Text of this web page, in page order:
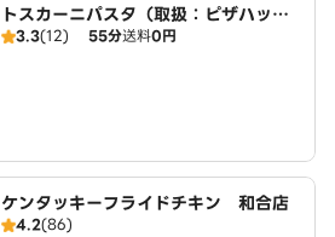
トスカーニパスタ（取扱：ピザハット
三好店）
3.3(12) 55分送料0円
ケンタッキーフライドチキン 和合店
4.2(86)